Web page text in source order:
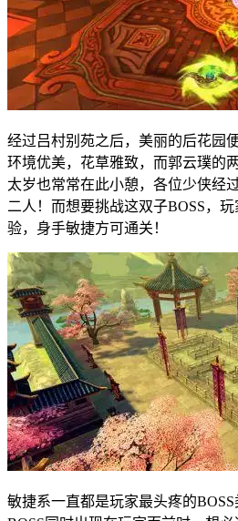
经过吕村别苑之后，美丽的后花园
环境优美，花草雅致，而郭云璞
太岁也常常在此小憩，各位少侠经
二人！而想要挑战这双子BOSS，
验，身手敏捷方可通关！
敏捷系一直都是玩家最头疼的